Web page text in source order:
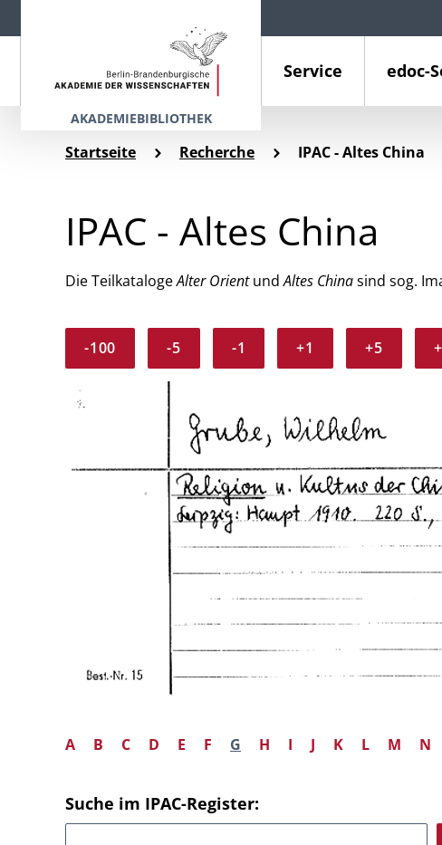
AKADEMIEBIBLIOTHEK
Service edoc-
Startseite Recherche IPAC - Altes China
IPAC - Altes China
Die TeilkatalogeAlter OrientundAltes Chinasind sog.
-100 -5 -1 +1 +5
A B C D E F G H I J K L M N
Suche im IPAC-Register: